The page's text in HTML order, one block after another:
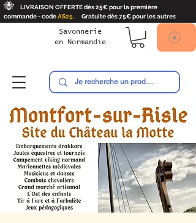
🐝
LIVRAISON OFFERTE dès 25€ pour la première
commande - codeAS25. Gratuite dès 75€ pour les autres
Savonnerie
en Normandie